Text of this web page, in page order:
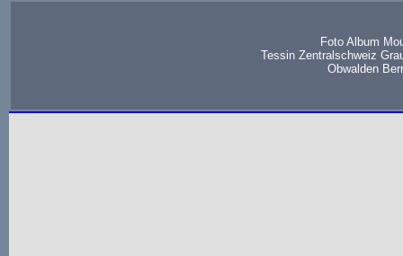
Foto Album
Tessin Zentralschweiz
Obwalden